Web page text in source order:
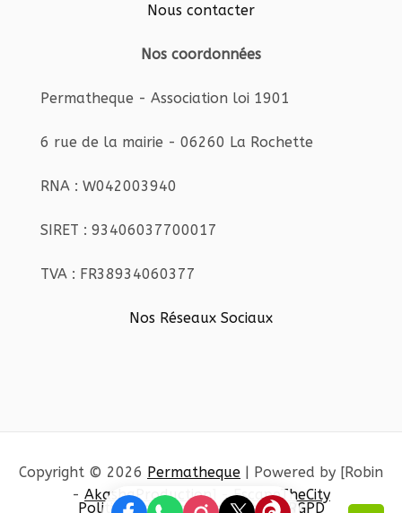
Nous contacter
Nos coordonnées
Permatheque - Association loi 1901
6 rue de la mairie - 06260 La Rochette
RNA : W042003940
SIRET : 93406037700017
TVA : FR38934060377
Nos Réseaux Sociaux
Copyright © 2026 Permatheque | Powered by [Robin
- AkashaProduction] -EscapeTheCity
Politique de confidentialité et RGPD